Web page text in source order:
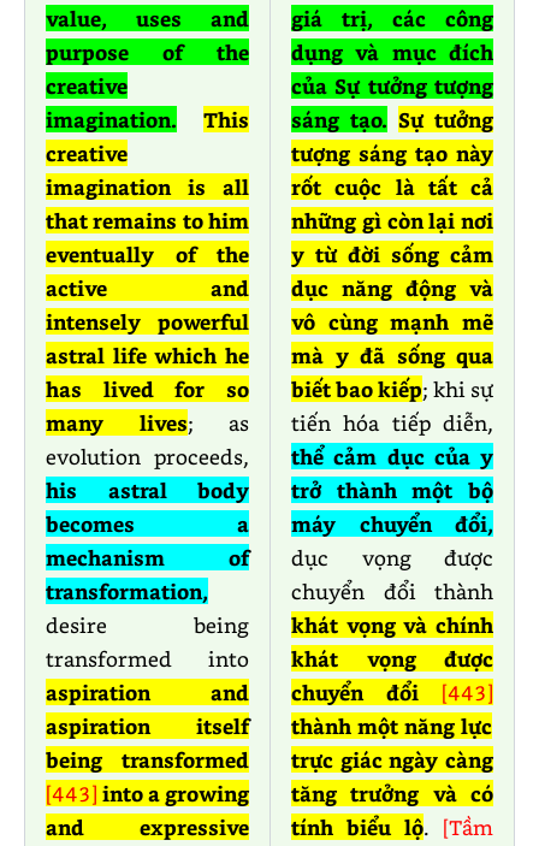
value, uses and
purpose of the
creative
imagination.
This
creative
imagination is all
that remains to him
eventually of the
active and
intensely powerful
astral life which he
has lived for so
many lives; as
evolution proceeds,
his astral body
becomes a
mechanism of
transformation,
desire being
transformed into
aspiration and
aspiration itself
being transformed
[443] into a growing
and expressive
giá trị, các công
dụng và mục đích
của Sự tưởng tượng
sáng tạo. Sự tưởng
tượng sáng tạo này
rốt cuộc là tất cả
những gì còn lại nơi
y từ đời sống cảm
dục năng động và
vô cùng mạnh mẽ
mà y đã sống qua
biết bao kiếp; khi sự
tiến hóa tiếp diễn,
thể cảm dục của y
trở thành một bộ
máy chuyển đổi,
dục vọng được
chuyển đổi thành
khát vọng và chính
khát vọng được
chuyển đổi [443]
thành một năng lực
trực giác ngày càng
tăng trưởng và có
tính biểu lộ. [Tầm